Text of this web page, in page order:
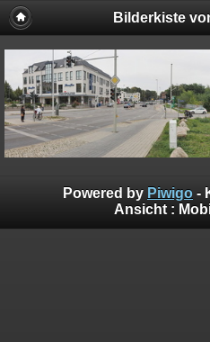
Bilderkiste
Powered by Piwigo -
Ansicht :